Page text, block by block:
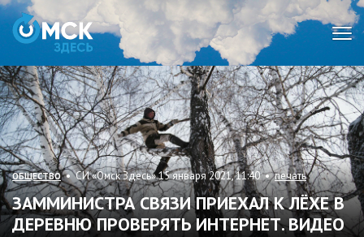
ОБЩЕСТВО• СИ «Омск Здесь» 15 января 2021, 11:40 •печать
ЗАММИНИСТРА СВЯЗИ ПРИЕХАЛ К ЛЁХЕ В
ДЕРЕВНЮ ПРОВЕРЯТЬ ИНТЕРНЕТ. ВИДЕО